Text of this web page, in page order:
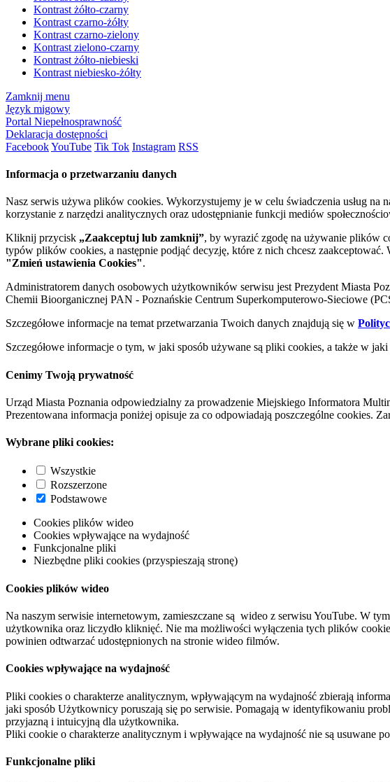
Kontrast żółto-czarny
Kontrast czarno-żółty
Kontrast czarno-zielony
Kontrast zielono-czarny
Kontrast żółto-niebieski
Kontrast niebiesko-żółty
Zamknij menu
Język migowy
Portal Niepełnosprawność
Deklaracja dostępności
FacebookYouTube Tik Tok Instagram RSS
Informacja o przetwarzaniu danych
Nasz serwis używa plików cookies. Wykorzystujemy je w celu świadczenia usług
korzystanie z narzędzi analitycznych oraz udostępnianie funkcji mediów
Kliknij przycisk „Zaakceptuj lub zamknij”, by wyrazić zgodę na używanie plików
typów plików cookies, a następnie podjąć decyzję, które z nich chcesz
"Zmień ustawienia Cookies".
Administratorem danych osobowych użytkowników serwisu jest Prezydent Miasta
Chemii Bioorganicznej PAN - Poznańskie Centrum Superkomputerowo-Sieciowe
Szczegółowe informacje na temat przetwarzania Twoich danych znajdują się w
Szczegółowe informacje o tym, w jaki sposób używane są pliki cookies, a także w
Cenimy Twoją prywatność
Urząd Miasta Poznania odpowiedzialny za prowadzenie Miejskiego Informatora
Prezentowana informacja poniżej opisuje za co odpowiadają poszczególne cookies.
Wybrane pliki cookies:
Wszystkie
Rozszerzone
Podstawowe
Cookies plików wideo
Cookies wpływające na wydajność
Funkcjonalne pliki
Niezbędne pliki cookies (przyspieszają stronę)
Cookies plików wideo
Na naszym serwisie internetowym, zamieszczane są wideo z serwisu YouTube. W
użytkownika oraz liczydło kliknięć. Nie ma możliwości wyłączenia tych plików
powinien odtwarzać udostępnionych na stronie wideo filmów.
Cookies wpływające na wydajność
Pliki cookies o charakterze analitycznym, wpływającym na wydajność zbierają
jaki sposób Użytkownicy poruszają się po serwisie. Pomagają w identyfikowaniu
przyjazną i intuicyjną dla użytkownika.
Pliki cookie o charakterze analitycznym i wpływające na wydajność nie są usuwane
Funkcjonalne pliki